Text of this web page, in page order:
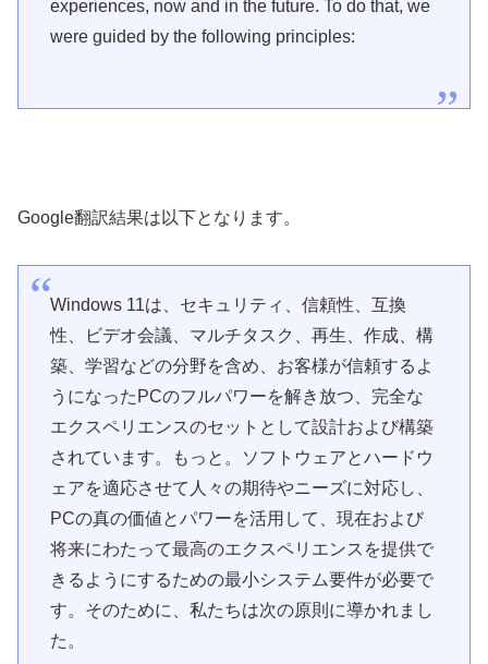
experiences, now and in the future. To do that, we
were guided by the following principles:
Google翻訳結果は以下となります。
Windows 11は、セキュリティ、信頼性、互換
性、ビデオ会議、マルチタスク、再生、作成、構
築、学習などの分野を含め、お客様が信頼するよ
うになったPCのフルパワーを解き放つ、完全な
エクスペリエンスのセットとして設計および構築
されています。もっと。ソフトウェアとハ​​ードウ
ェアを適応させて人々の期待やニーズに対応し、
PCの真の価値とパワーを活用して、現在および
将来にわたって最高のエクスペリエンスを提供で
きるようにするための最小システム要件が必要で
す。そのために、私たちは次の原則に導かれまし
た。